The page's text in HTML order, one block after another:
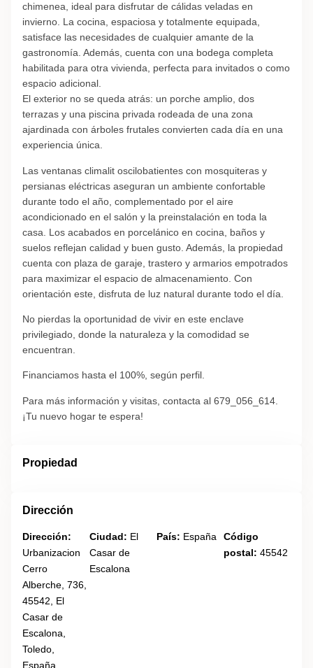
chimenea, ideal para disfrutar de cálidas veladas en
invierno. La cocina, espaciosa y totalmente equipada,
satisface las necesidades de cualquier amante de la
gastronomía. Además, cuenta con una bodega completa
habilitada para otra vivienda, perfecta para invitados o como
espacio adicional.
El exterior no se queda atrás: un porche amplio, dos
terrazas y una piscina privada rodeada de una zona
ajardinada con árboles frutales convierten cada día en una
experiencia única.
Las ventanas climalit oscilobatientes con mosquiteras y
persianas eléctricas aseguran un ambiente confortable
durante todo el año, complementado por el aire
acondicionado en el salón y la preinstalación en toda la
casa. Los acabados en porcelánico en cocina, baños y
suelos reflejan calidad y buen gusto. Además, la propiedad
cuenta con plaza de garaje, trastero y armarios empotrados
para maximizar el espacio de almacenamiento. Con
orientación este, disfruta de luz natural durante todo el día.
No pierdas la oportunidad de vivir en este enclave
privilegiado, donde la naturaleza y la comodidad se
encuentran.
Financiamos hasta el 100%, según perfil.
Para más información y visitas, contacta al 679_056_614.
¡Tu nuevo hogar te espera!
Propiedad
Dirección
Dirección:
Urbanizacion
Cerro
Alberche, 736,
45542, El
Casar de
Escalona,
Toledo,
España
Ciudad: El
Casar de
Escalona
País: España
Código
postal: 45542